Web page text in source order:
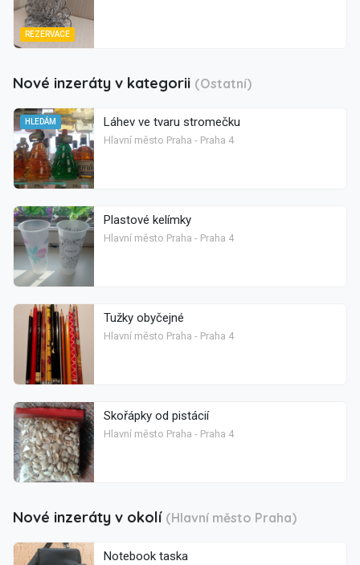
REZERVACE
Nové inzeráty v kategorii (Ostatní)
HLEDÁM Láhev ve tvaru stromečku
Hlavní město Praha - Praha 4
Plastové kelímky
Hlavní město Praha - Praha 4
Tužky obyčejné
Hlavní město Praha - Praha 4
Skořápky od pistácií
Hlavní město Praha - Praha 4
Nové inzeráty v okolí (Hlavní město Praha)
Notebook taska